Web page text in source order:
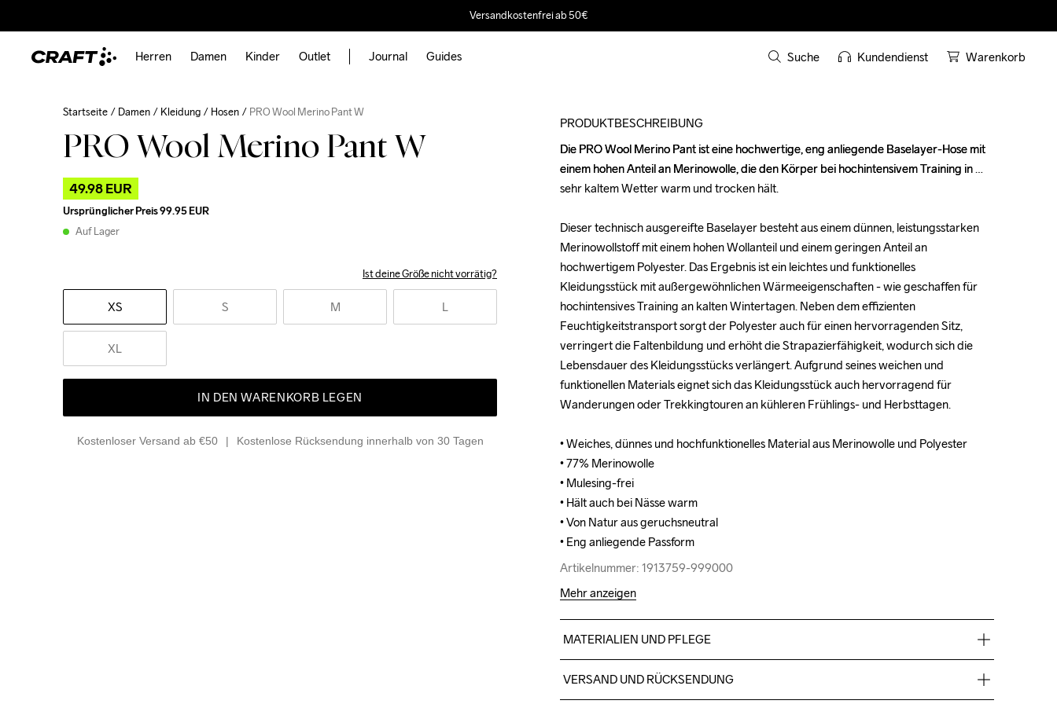
Versandkostenfrei ab 50€
Herren Damen Kinder Outlet Journal Guides Suche Kundendienst Warenkorb
Startseite Damen Kleidung Hosen PRO Wool Merino Pant W
PRO Wool Merino Pant W
49.98 EUR
Ursprünglicher Preis99.95 EUR
Auf Lager
Ist deine Größe nicht vorrätig?
XS S M L
XL
IN DEN WARENKORB LEGEN
Kostenloser Versand ab €50 Kostenlose Rücksendung innerhalb von 30 Tagen
PRODUKTBESCHREIBUNG
Die PRO Wool Merino Pant ist eine hochwertige, eng anliegende Baselayer-Hose mit
einem hohen Anteil an Merinowolle, die den Körper bei hochintensivem Training in
sehr kaltem Wetter warm und trocken hält.
Dieser technisch ausgereifte Baselayer besteht aus einem dünnen, leistungsstarken
Merinowollstoff mit einem hohen Wollanteil und einem geringen Anteil an
hochwertigem Polyester. Das Ergebnis ist ein leichtes und funktionelles
Kleidungsstück mit außergewöhnlichen Wärmeeigenschaften - wie geschaffen für
hochintensives Training an kalten Wintertagen. Neben dem effizienten
Feuchtigkeitstransport sorgt der Polyester auch für einen hervorragenden Sitz,
verringert die Faltenbildung und erhöht die Strapazierfähigkeit, wodurch sich die
Lebensdauer des Kleidungsstücks verlängert. Aufgrund seines weichen und
funktionellen Materials eignet sich das Kleidungsstück auch hervorragend für
Wanderungen oder Trekkingtouren an kühleren Frühlings- und Herbsttagen.
• Weiches, dünnes und hochfunktionelles Material aus Merinowolle und Polyester
• 77% Merinowolle
• Mulesing-frei
• Hält auch bei Nässe warm
• Von Natur aus geruchsneutral
• Eng anliegende Passform
Artikelnummer: 1913759-999000
Die PRO Wool Merino Pant ist eine hochwertige, eng anliegende Baselayer-Hose mit
einem hohen Anteil an Merinowolle, die den Körper bei hochintensivem Training in
sehr kaltem Wetter warm und trocken hält.
Dieser technisch ausgereifte Baselayer besteht aus einem dünnen, leistungsstarken
Merinowollstoff mit einem hohen Wollanteil und einem geringen Anteil an
hochwertigem Polyester. Das Ergebnis ist ein leichtes und funktionelles
Kleidungsstück mit außergewöhnlichen Wärmeeigenschaften - wie geschaffen für
hochintensives Training an kalten Wintertagen. Neben dem effizienten
Feuchtigkeitstransport sorgt der Polyester auch für einen hervorragenden Sitz,
verringert die Faltenbildung und erhöht die Strapazierfähigkeit, wodurch sich die
Lebensdauer des Kleidungsstücks verlängert. Aufgrund seines weichen und
funktionellen Materials eignet sich das Kleidungsstück auch hervorragend für
Wanderungen oder Trekkingtouren an kühleren Frühlings- und Herbsttagen.
• Weiches, dünnes und hochfunktionelles Material aus Merinowolle und Polyester
• 77% Merinowolle
• Mulesing-frei
• Hält auch bei Nässe warm
• Von Natur aus geruchsneutral
• Eng anliegende Passform
Artikelnummer: 1913759-999000
Mehr anzeigen
MATERIALIEN UND PFLEGE
23% Polyester
VERSAND UND RÜCKSENDUNG